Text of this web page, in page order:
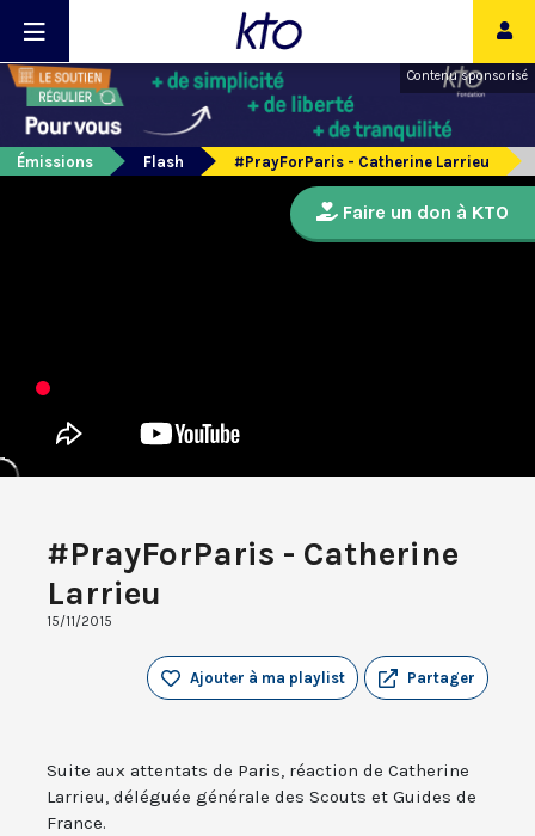
Contenu sponsorisé
Émissions Flash #PrayForParis - Catherine Larrieu
#PrayForParis - Catherine
Larrieu
15/11/2015
Partager
Ajouter à ma playlist
Suite aux attentats de Paris, réaction de Catherine
Larrieu, déléguée générale des Scouts et Guides de
France.
Faire un don à KTO